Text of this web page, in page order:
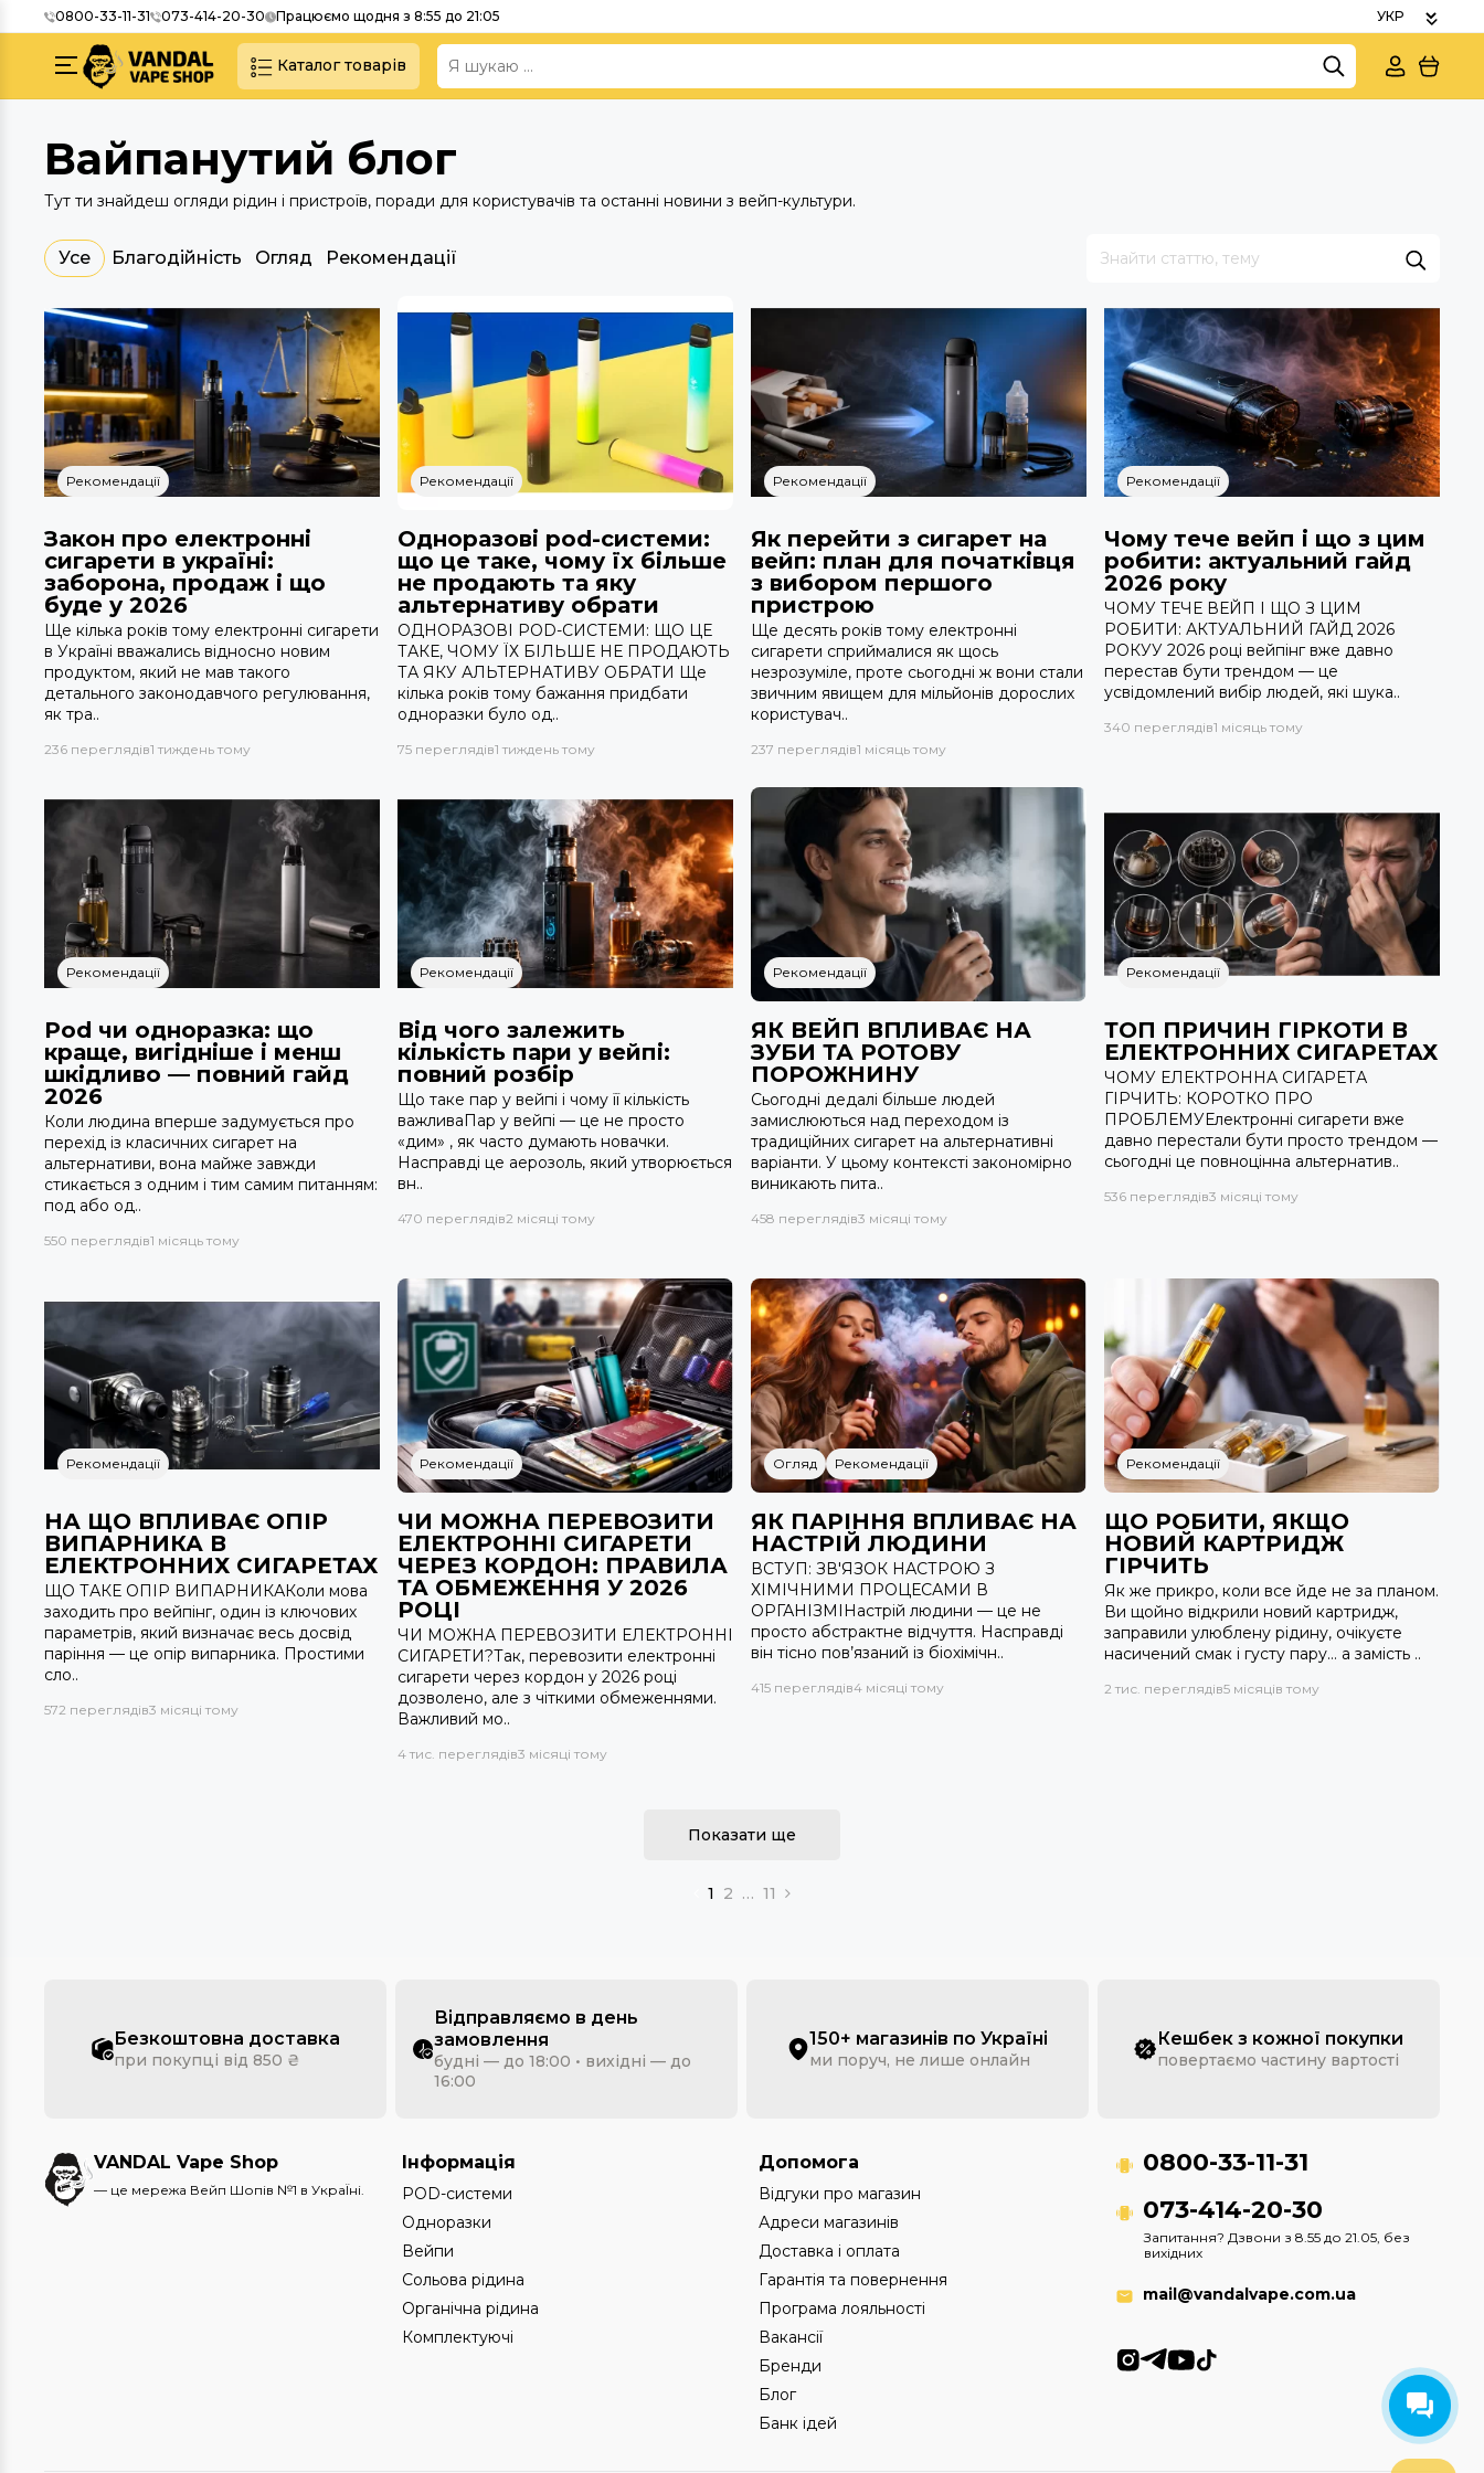
0800-33-11-31 073-414-20-30 Працюємо щодня з 8:55 до 21:05
Каталог товарів
Вайпанутий блог
Тут ти знайдеш огляди рідин і пристроїв, поради для користувачів та останні новини з вейп-культури.
Усе Благодійність Огляд Рекомендації
Рекомендації
Закон про електронні
сигарети в україні:
заборона, продаж і що
буде у 2026
Ще кілька років тому електронні сигарети
в Україні вважались відносно новим
продуктом, який не мав такого
детального законодавчого регулювання,
як тра..
236 переглядів1 тиждень тому
Рекомендації
Одноразові pod-системи:
що це таке, чому їх більше
не продають та яку
альтернативу обрати
ОДНОРАЗОВІ POD-СИСТЕМИ: ЩО ЦЕ
ТАКЕ, ЧОМУ ЇХ БІЛЬШЕ НЕ ПРОДАЮТЬ
ТА ЯКУ АЛЬТЕРНАТИВУ ОБРАТИ Ще
кілька років тому бажання придбати
одноразки було од..
75 переглядів1 тиждень тому
Рекомендації
Як перейти з сигарет на
вейп: план для початківця
з вибором першого
пристрою
Ще десять років тому електронні
сигарети сприймалися як щось
незрозуміле, проте сьогодні ж вони стали
звичним явищем для мільйонів дорослих
користувач..
237 переглядів1 місяць тому
Рекомендації
Чому тече вейп і що з цим
робити: актуальний гайд
2026 року
ЧОМУ ТЕЧЕ ВЕЙП І ЩО З ЦИМ
РОБИТИ: АКТУАЛЬНИЙ ГАЙД 2026
РОКУУ 2026 році вейпінг вже давно
перестав бути трендом — це
усвідомлений вибір людей, які шука..
340 переглядів1 місяць тому
Рекомендації
Pod чи одноразка: що
краще, вигідніше і менш
шкідливо — повний гайд
2026
Коли людина вперше задумується про
перехід із класичних сигарет на
альтернативи, вона майже завжди
стикається з одним і тим самим питанням:
под або од..
550 переглядів1 місяць тому
Рекомендації
Від чого залежить
кількість пари у вейпі:
повний розбір
Що таке пар у вейпі і чому її кількість
важливаПар у вейпі — це не просто
«дим» , як часто думають новачки.
Насправді це аерозоль, який утворюється
вн..
470 переглядів2 місяці тому
Рекомендації
ЯК ВЕЙП ВПЛИВАЄ НА
ЗУБИ ТА РОТОВУ
ПОРОЖНИНУ
Сьогодні дедалі більше людей
замислюються над переходом із
традиційних сигарет на альтернативні
варіанти. У цьому контексті закономірно
виникають пита..
458 переглядів3 місяці тому
Рекомендації
ТОП ПРИЧИН ГІРКОТИ В
ЕЛЕКТРОННИХ СИГАРЕТАХ
ЧОМУ ЕЛЕКТРОННА СИГАРЕТА
ГІРЧИТЬ: КОРОТКО ПРО
ПРОБЛЕМУЕлектронні сигарети вже
давно перестали бути просто трендом —
сьогодні це повноцінна альтернатив..
536 переглядів3 місяці тому
Рекомендації
НА ЩО ВПЛИВАЄ ОПІР
ВИПАРНИКА В
ЕЛЕКТРОННИХ СИГАРЕТАХ
ЩО ТАКЕ ОПІР ВИПАРНИКАКоли мова
заходить про вейпінг, один із ключових
параметрів, який визначає весь досвід
паріння — це опір випарника. Простими
сло..
572 переглядів3 місяці тому
Рекомендації
ЧИ МОЖНА ПЕРЕВОЗИТИ
ЕЛЕКТРОННІ СИГАРЕТИ
ЧЕРЕЗ КОРДОН: ПРАВИЛА
ТА ОБМЕЖЕННЯ У 2026
РОЦІ
ЧИ МОЖНА ПЕРЕВОЗИТИ ЕЛЕКТРОННІ
СИГАРЕТИ?Так, перевозити електронні
сигарети через кордон у 2026 році
дозволено, але з чіткими обмеженнями.
Важливий мо..
4 тис. переглядів3 місяці тому
Огляд Рекомендації
ЯК ПАРІННЯ ВПЛИВАЄ НА
НАСТРІЙ ЛЮДИНИ
ВСТУП: ЗВ'ЯЗОК НАСТРОЮ З
ХІМІЧНИМИ ПРОЦЕСАМИ В
ОРГАНІЗМІНастрій людини — це не
просто абстрактне відчуття. Насправді
він тісно пов’язаний із біохімічн..
415 переглядів4 місяці тому
Рекомендації
ЩО РОБИТИ, ЯКЩО
НОВИЙ КАРТРИДЖ
ГІРЧИТЬ
Як же прикро, коли все йде не за планом.
Ви щойно відкрили новий картридж,
заправили улюблену рідину, очікуєте
насичений смак і густу пару… а замість ..
2 тис. переглядів5 місяців тому
Показати ще
1 2 … 11
Безкоштовна доставка
при покупці від 850 ₴
Відправляємо в день
замовлення
будні — до 18:00 • вихідні — до
16:00
150+ магазинів по Україні
ми поруч, не лише онлайн
Кешбек з кожної покупки
повертаємо частину вартості
VANDAL Vape Shop
— це мережа Вейп Шопів №1 в УкраЇні.
Інформація
POD-системи
Одноразки
Вейпи
Сольова рідина
Органічна рідина
Комплектуючі
Допомога
Відгуки про магазин
Адреси магазинів
Доставка і оплата
Гарантія та повернення
Програма лояльності
Вакансії
Бренди
Блог
Банк ідей
0800-33-11-31
073-414-20-30
Запитання? Дзвони з 8.55 до 21.05, без
вихідних
mail@vandalvape.com.ua